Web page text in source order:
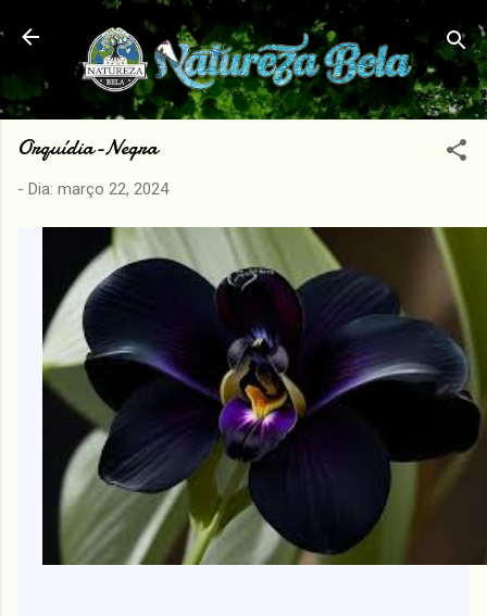
Pular para o conteúdo principal
Orquídia-Negra
- Dia: março 22, 2024